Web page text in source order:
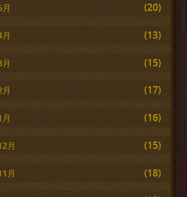
(20)
(13)
(15)
(17)
(16)
月 (15)
月 (18)